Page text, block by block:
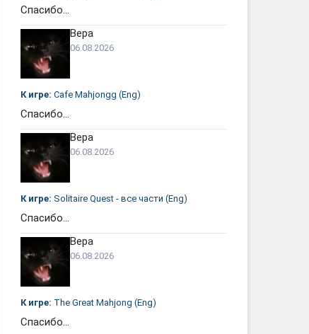
Спасибо...
Вера
06.08.2026
К игре: Cafe Mahjongg (Eng)
Спасибо...
Вера
06.08.2026
К игре: Solitaire Quest - все части (Eng)
Спасибо...
Вера
06.08.2026
К игре: The Great Mahjong (Eng)
Спасибо...